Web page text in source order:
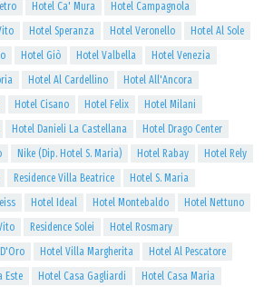
Hotel Ca' Mura
Hotel Campagnola
Hotel Speranza Hotel Veronello
Hotel Al Sole
Hotel Giò Hotel Valbella
Hotel Venezia
Hotel Al Cardellino
Hotel All'Ancora
Hotel Cisano Hotel Felix
Hotel Milani
Hotel Danieli La Castellana
Hotel Drago Center
Nike (Dip. Hotel S. Maria) Hotel Rabay
Hotel Rely
Residence Villa Beatrice
Hotel S. Maria
Hotel Ideal Hotel Montebaldo
Hotel Nettuno
Residence Solei
Hotel Rosmary
Hotel Villa Margherita
Hotel Al Pescatore
Este Hotel Casa Gagliardi
Hotel Casa Maria